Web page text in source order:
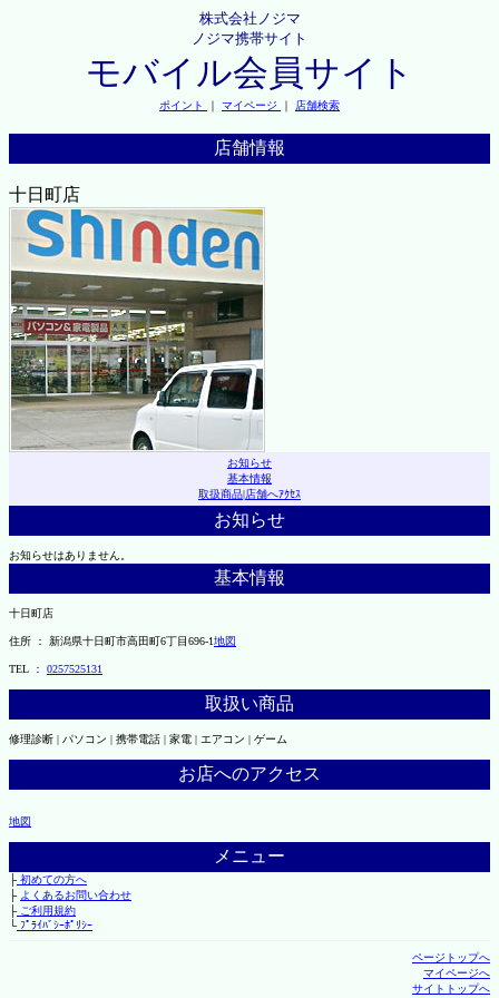
株式会社ノジマ
ノジマ携帯サイト
モバイル会員サイト
ポイント ｜ マイページ ｜ 店舗検索
店舗情報
十日町店
お知らせ
基本情報
取扱商品|店舗へｱｸｾｽ
お知らせ
お知らせはありません。
基本情報
十日町店
住所 ： 新潟県十日町市高田町6丁目696-1地図
TEL ： 0257525131
取扱い商品
修理診断 | パソコン | 携帯電話 | 家電 | エアコン | ゲーム
お店へのアクセス
地図
メニュー
├初めての方へ
├ よくあるお問い合わせ
├ご利用規約
└ﾌﾟﾗｲﾊﾞｼｰﾎﾟﾘｼｰ
ページトップへ
マイページへ
サイトトップへ